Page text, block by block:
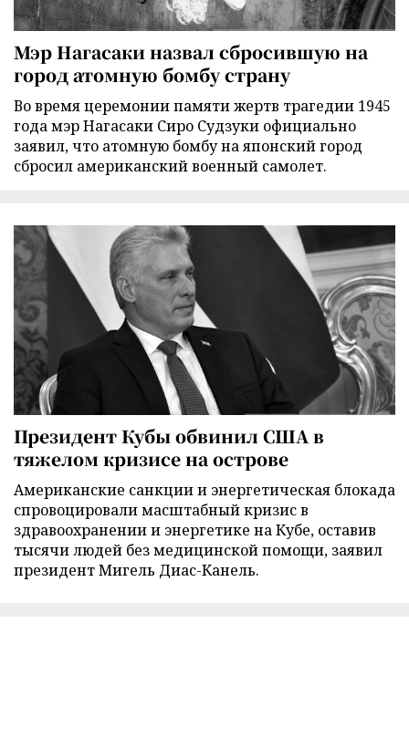
Мэр Нагасаки назвал сбросившую на
город атомную бомбу страну
Во время церемонии памяти жертв трагедии 1945
года мэр Нагасаки Сиро Судзуки официально
заявил, что атомную бомбу на японский город
сбросил американский военный самолет.
Президент Кубы обвинил США в
тяжелом кризисе на острове
Американские санкции и энергетическая блокада
спровоцировали масштабный кризис в
здравоохранении и энергетике на Кубе, оставив
тысячи людей без медицинской помощи, заявил
президент Мигель Диас-Канель.